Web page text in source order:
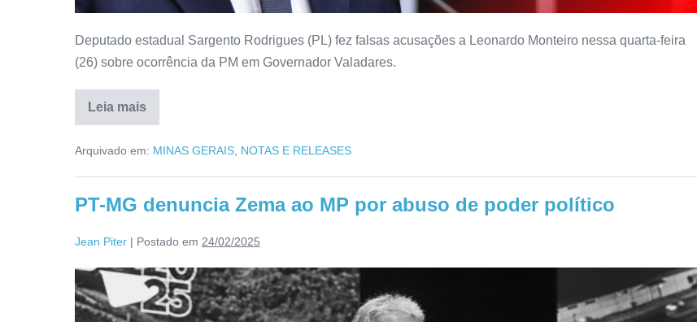
Deputado estadual Sargento Rodrigues (PL) fez falsas acusações a Leonardo Monteiro nessa quarta-feira
(26) sobre ocorrência da PM em Governador Valadares.
Leia mais
Arquivado em: MINAS GERAIS, NOTAS E RELEASES
PT-MG denuncia Zema ao MP por abuso de poder político
Jean Piter | Postado em 24/02/2025